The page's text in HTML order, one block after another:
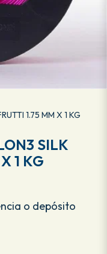
1.75 MM X 1 KG
SILK
1 KG
o depósito